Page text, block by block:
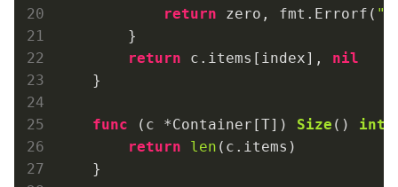
return zero, fmt.Errorf(
        }
return c.items[index], nil
    }
func (c *Container[T]) Size () int
return
len (c.items)
    }